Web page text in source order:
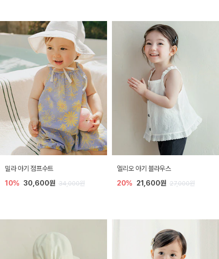
밀라 아기 점프수트
10% 30,600원 34,000원
엘리오 아기 블라우스
20% 21,600원 27,000원